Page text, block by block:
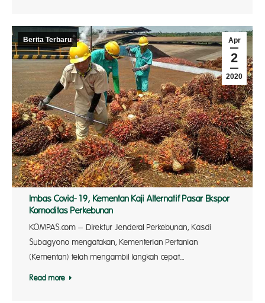
Apr
2
2020
Berita Terbaru
Imbas Covid-19, Kementan Kaji Alternatif Pasar Ekspor
Komoditas Perkebunan
KOMPAS.com – Direktur Jenderal Perkebunan, Kasdi
Subagyono mengatakan, Kementerian Pertanian
(Kementan) telah mengambil langkah cepat…
Read more